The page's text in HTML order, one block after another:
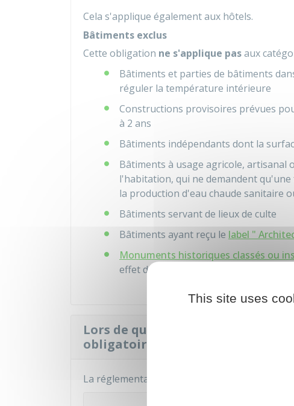
Cela s'applique également aux hôtels.
Bâtiments exclus
Cette obligation ne s'applique pasaux
Bâtiments et parties de bâtiments
réguler la température intérieure
Constructions provisoires prévues
à 2 ans
Bâtiments indépendants dont la
Bâtiments à usage agricole, artisanal
l'habitation, qui ne demandent
la production d'eau chaude sanitaire
Bâtiments servant de lieux de culte
Bâtiments ayant reçu le label "
Monuments historiques classés ou
effet de modifier leur caractère ou leur
Lors de quels travaux l'isolation
obligatoire ?
La réglementation dépend du type de travaux
This site uses